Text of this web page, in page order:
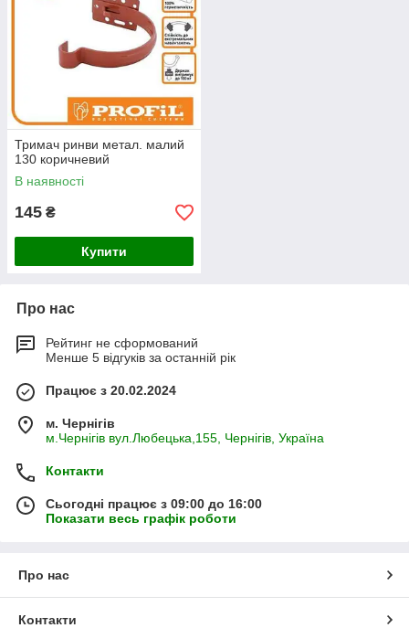
Тримач ринви метал. малий
130 коричневий
В наявності
145 ₴
Купити
Про нас
Рейтинг не сформований
Менше 5 відгуків за останній рік
Працює з 20.02.2024
м. Чернігів
м.Чернігів вул.Любецька,155, Чернігів, Україна
Контакти
Сьогодні працює з 09:00 до 16:00
Показати весь графік роботи
Про нас
Контакти